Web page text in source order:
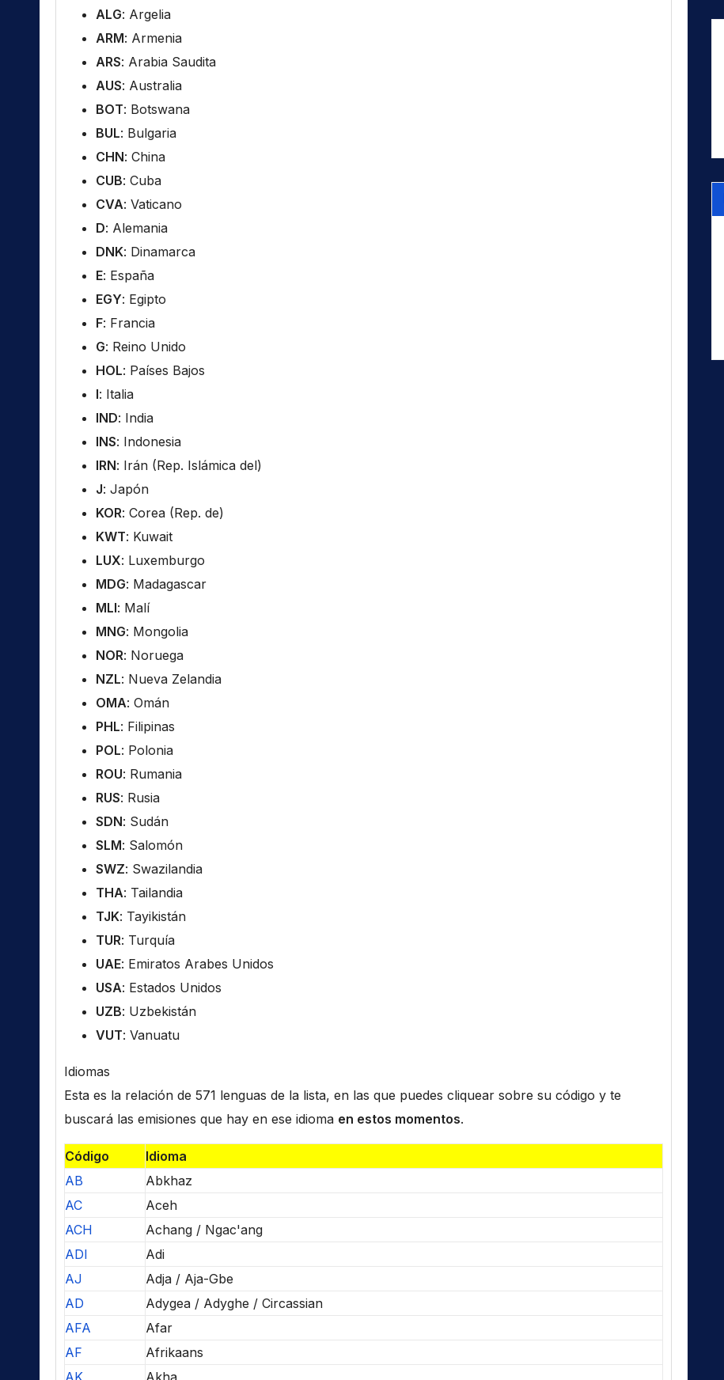
ALG: Argelia
ARM: Armenia
ARS: Arabia Saudita
AUS: Australia
BOT: Botswana
BUL: Bulgaria
CHN: China
CUB: Cuba
CVA: Vaticano
D: Alemania
DNK: Dinamarca
E: España
EGY: Egipto
F: Francia
G: Reino Unido
HOL: Países Bajos
I: Italia
IND: India
INS: Indonesia
IRN: Irán (Rep. Islámica del)
J: Japón
KOR: Corea (Rep. de)
KWT: Kuwait
LUX: Luxemburgo
MDG: Madagascar
MLI: Malí
MNG: Mongolia
NOR: Noruega
NZL: Nueva Zelandia
OMA: Omán
PHL: Filipinas
POL: Polonia
ROU: Rumania
RUS: Rusia
SDN: Sudán
SLM: Salomón
SWZ: Swazilandia
THA: Tailandia
TJK: Tayikistán
TUR: Turquía
UAE: Emiratos Arabes Unidos
USA: Estados Unidos
UZB: Uzbekistán
VUT: Vanuatu
Idiomas
Esta es la relación de 571 lenguas de la lista, en las que puedes cliquear sobre su código y te
buscará las emisiones que hay en ese idioma en estos momentos.
Código
Idioma
AB
Abkhaz
AC
Aceh
ACH
Achang / Ngac'ang
ADI
Adi
AJ
Adja / Aja-Gbe
AD
Adygea / Adyghe / Circassian
AFA
Afar
AF
Afrikaans